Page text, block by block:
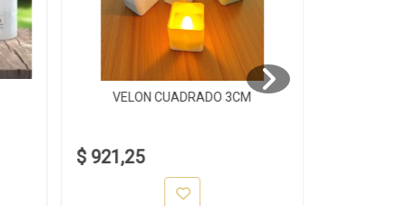
VELON CUADRADO 3CM
$ 921,25